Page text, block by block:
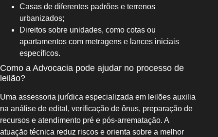
Casas de diferentes padrões e terrenos
urbanizados;
Direitos sobre unidades, como cotas ou
apartamentos com metragens e lances iniciais
específicos.
Como a Advocacia pode ajudar no processo de
leilão?
Uma assessoria jurídica especializada em leilões auxilia
na análise de edital, verificação de ônus, preparação de
recursos e atendimento pré e pós-arrematação. A
atuação técnica reduz riscos e orienta sobre a melhor